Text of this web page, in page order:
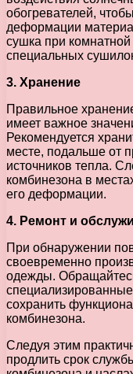
обогревателей,
деформации
сушка при
специальных
3. Хранение
Правильное
имеет важное
Рекомендуется
месте, подальше от
источников тепла.
комбинезона в
его деформации.
4. Ремонт и
При обнаружении
своевременно
одежды.
сохранить
комбинезона.
Следуя этим
продлить срок